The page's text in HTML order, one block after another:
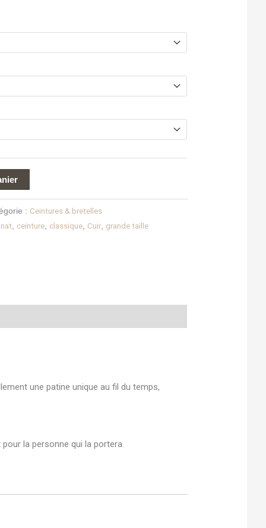
: Ceintures & bretelles
ceinture classique Cuir grande taille
une patine unique au fil du temps,
la personne qui la portera.